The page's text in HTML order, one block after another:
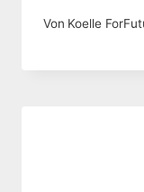
Von Koelle